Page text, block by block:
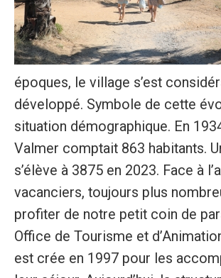
époques, le village s’est
développé. Symbole de cette
situation démographique. En
Valmer comptait 863 habitants.
s’élève à 3875 en 2023. Face à
vacanciers, toujours plus
profiter de notre petit coin de
Office de Tourisme et
est crée en 1997 pour les